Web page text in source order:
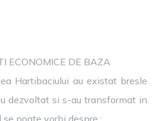
ECONOMICE DE BAZA
Hartibaciului au existat bresle
dezvoltat si s-au transformat in
poate vorbi despre :